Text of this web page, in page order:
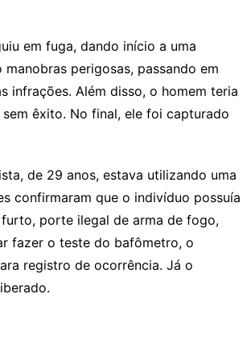
em fuga, dando início a uma
perigosas, passando em
infrações. Além disso, o homem teria
êxito. No final, ele foi capturado
de 29 anos, estava utilizando uma
confirmaram que o indivíduo possuía
porte ilegal de arma de fogo,
fazer o teste do bafômetro, o
registro de ocorrência. Já o